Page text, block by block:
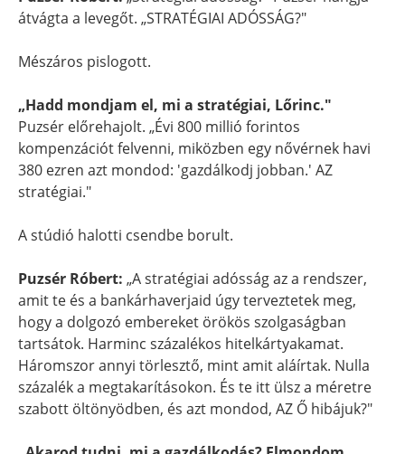
átvágta a levegőt. „STRATÉGIAI ADÓSSÁG?"
Mészáros pislogott.
„Hadd mondjam el, mi a stratégiai, Lőrinc."
Puzsér előrehajolt. „Évi 800 millió forintos
kompenzációt felvenni, miközben egy nővérnek havi
380 ezren azt mondod: 'gazdálkodj jobban.' AZ
stratégiai."
A stúdió halotti csendbe borult.
Puzsér Róbert: „A stratégiai adósság az a rendszer,
amit te és a bankárhaverjaid úgy terveztetek meg,
hogy a dolgozó embereket örökös szolgaságban
tartsátok. Harminc százalékos hitelkártyakamat.
Háromszor annyi törlesztő, mint amit aláírtak. Nulla
százalék a megtakarításokon. És te itt ülsz a méretre
szabott öltönyödben, és azt mondod, AZ Ő hibájuk?"